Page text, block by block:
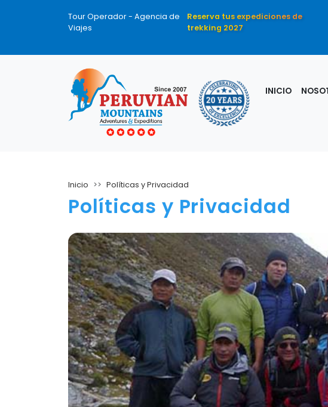
Tour Operador - Agencia de
Viajes
Reserva tus expediciones de
trekking 2027
INICIO
Inicio Políticas y Privacidad
Políticas y Privacidad